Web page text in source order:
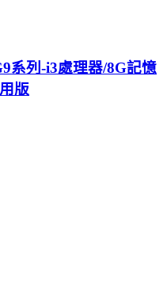
系列-i3處理器/8G記憶
版